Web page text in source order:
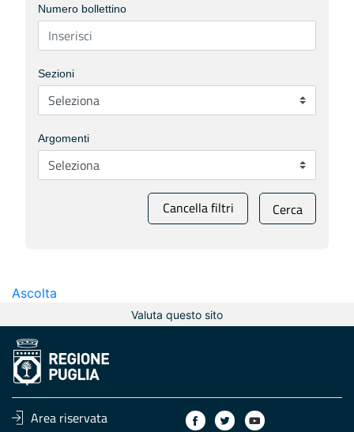
Numero bollettino
Sezioni
Argomenti
Cancella filtri Cerca
Ascolta
Valuta questo sito
Area riservata